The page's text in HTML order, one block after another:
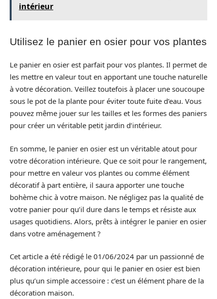
intérieur
Utilisez le panier en osier pour vos plantes
Le panier en osier est parfait pour vos plantes. Il permet de
les mettre en valeur tout en apportant une touche naturelle
à votre décoration. Veillez toutefois à placer une soucoupe
sous le pot de la plante pour éviter toute fuite d’eau. Vous
pouvez même jouer sur les tailles et les formes des paniers
pour créer un véritable petit jardin d’intérieur.
En somme, le panier en osier est un véritable atout pour
votre décoration intérieure. Que ce soit pour le rangement,
pour mettre en valeur vos plantes ou comme élément
décoratif à part entière, il saura apporter une touche
bohème chic à votre maison. Ne négligez pas la qualité de
votre panier pour qu’il dure dans le temps et résiste aux
usages quotidiens. Alors, prêts à intégrer le panier en osier
dans votre aménagement ?
Cet article a été rédigé le 01/06/2024 par un passionné de
décoration intérieure, pour qui le panier en osier est bien
plus qu’un simple accessoire : c’est un élément phare de la
décoration maison.